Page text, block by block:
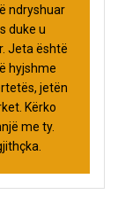
ndryshuar
duke u
Jeta është
hyjshme
jetën
Kërko
me ty.